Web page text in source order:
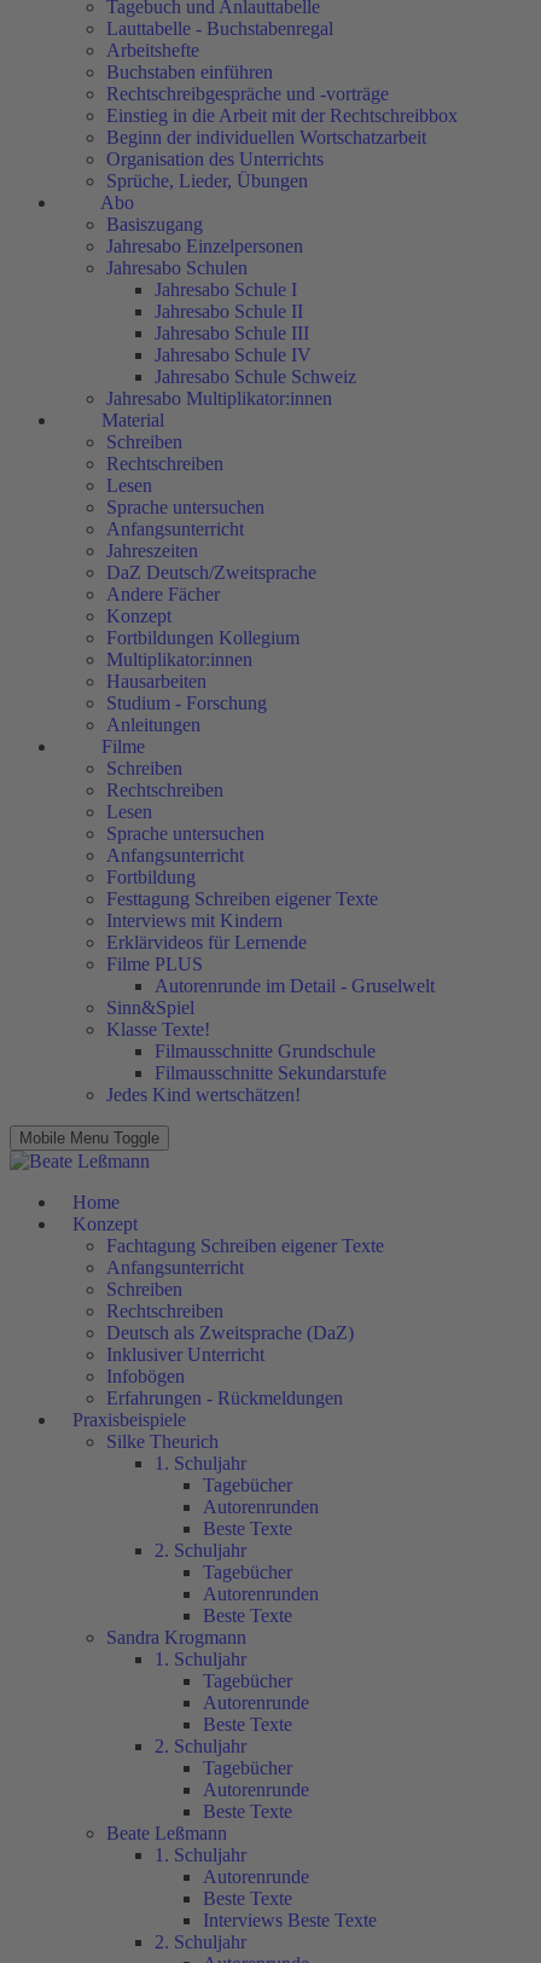
Tagebuch und Anlauttabelle
Lauttabelle - Buchstabenregal
Arbeitshefte
Buchstaben einführen
Rechtschreibgespräche und -vorträge
Einstieg in die Arbeit mit der Rechtschreibbox
Beginn der individuellen Wortschatzarbeit
Organisation des Unterrichts
Sprüche, Lieder, Übungen
Abo
Basiszugang
Jahresabo Einzelpersonen
Jahresabo Schulen
Jahresabo Schule I
Jahresabo Schule II
Jahresabo Schule III
Jahresabo Schule IV
Jahresabo Schule Schweiz
Jahresabo Multiplikator:innen
Material
Schreiben
Rechtschreiben
Lesen
Sprache untersuchen
Anfangsunterricht
Jahreszeiten
DaZ Deutsch/Zweitsprache
Andere Fächer
Konzept
Fortbildungen Kollegium
Multiplikator:innen
Hausarbeiten
Studium - Forschung
Anleitungen
Filme
Schreiben
Rechtschreiben
Lesen
Sprache untersuchen
Anfangsunterricht
Fortbildung
Festtagung Schreiben eigener Texte
Interviews mit Kindern
Erklärvideos für Lernende
Filme PLUS
Autorenrunde im Detail - Gruselwelt
Sinn&Spiel
Klasse Texte!
Filmausschnitte Grundschule
Filmausschnitte Sekundarstufe
Jedes Kind wertschätzen!
Mobile Menu Toggle
Home
Konzept
Fachtagung Schreiben eigener Texte
Anfangsunterricht
Schreiben
Rechtschreiben
Deutsch als Zweitsprache (DaZ)
Inklusiver Unterricht
Infobögen
Erfahrungen - Rückmeldungen
Praxisbeispiele
Silke Theurich
1. Schuljahr
Tagebücher
Autorenrunden
Beste Texte
2. Schuljahr
Tagebücher
Autorenrunden
Beste Texte
Sandra Krogmann
1. Schuljahr
Tagebücher
Autorenrunde
Beste Texte
2. Schuljahr
Tagebücher
Autorenrunde
Beste Texte
Beate Leßmann
1. Schuljahr
Autorenrunde
Beste Texte
Interviews Beste Texte
2. Schuljahr